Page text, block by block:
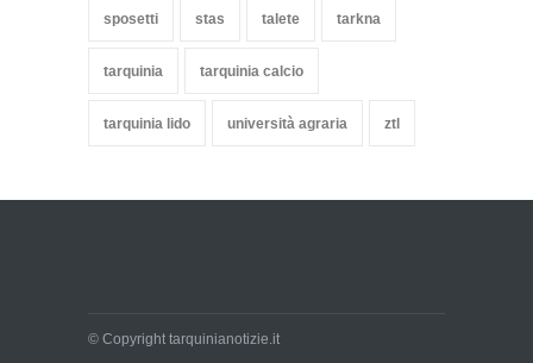
sposetti stas talete tarkna
tarquinia tarquinia calcio
tarquinia lido università agraria ztl
© Copyright tarquinianotizie.it